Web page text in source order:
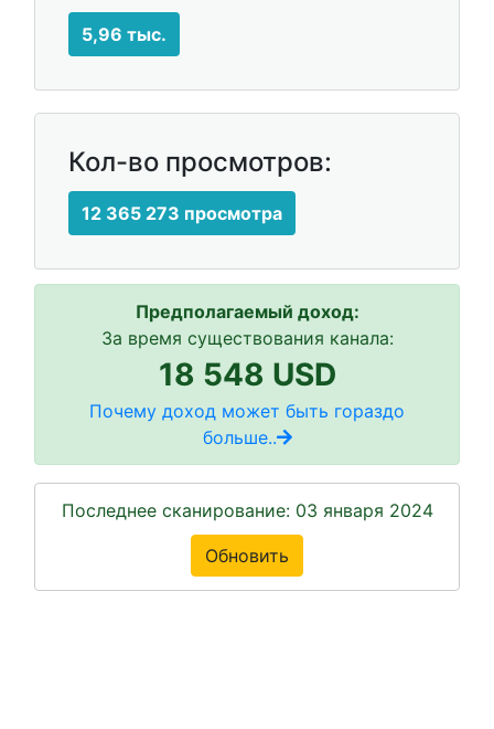
5,96 тыс.
Кол-во просмотров:
12 365 273 просмотра
Предполагаемый доход:
За время существования канала:
18 548 USD
Почему доход может быть гораздо
больше..
Последнее сканирование: 03 января 2024
Обновить